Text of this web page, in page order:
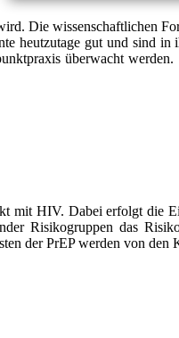
Die wissenschaftlichen
heutzutage gut und sind
überwacht
mit HIV. Dabei erfolgt die
Risikogruppen das
der PrEP werden von den